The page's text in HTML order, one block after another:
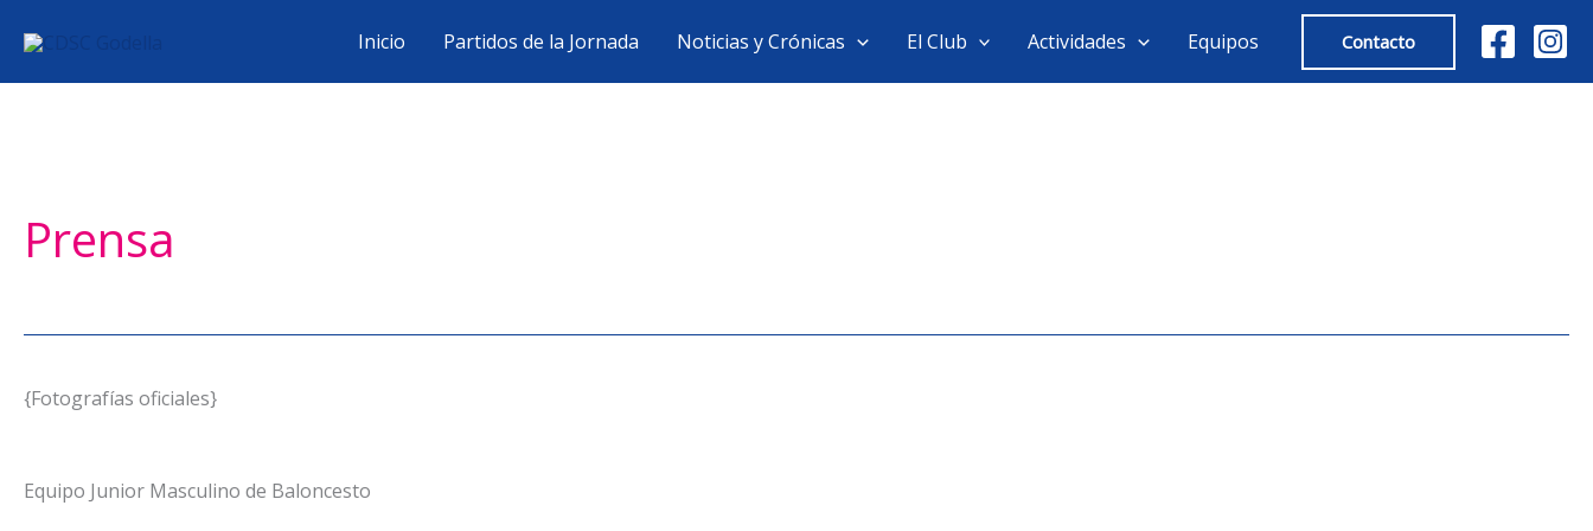
Inicio Partidos de la Jornada Noticias y Crónicas El Club Actividades Equipos Contacto
Prensa
{Fotografías oficiales}
Equipo Junior Masculino de Baloncesto